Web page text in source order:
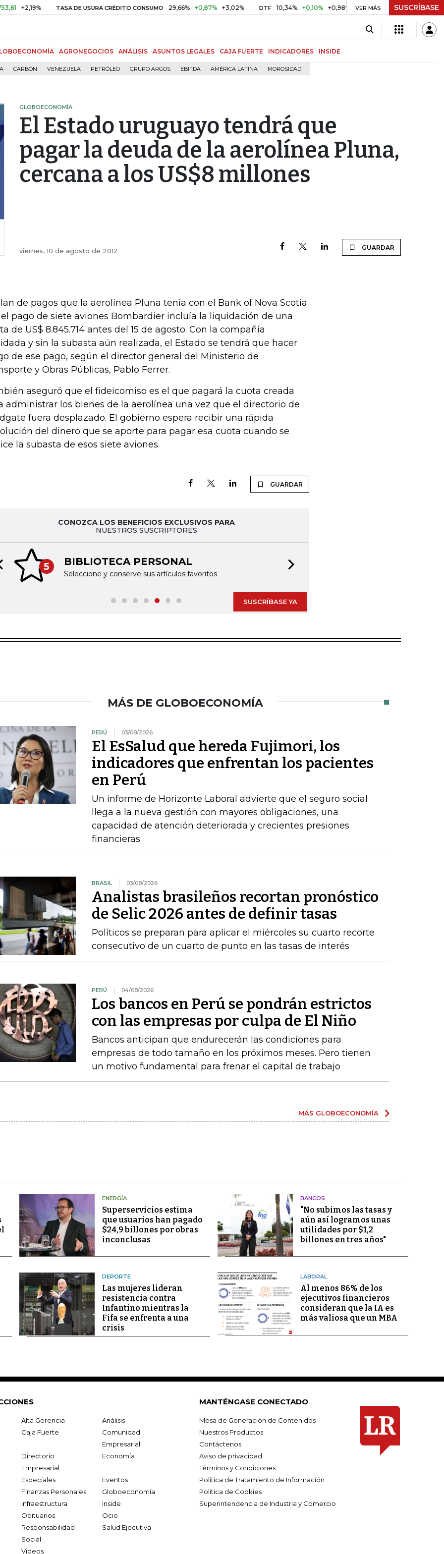
+2,19% TASA DE USURA CRÉDITO CONSUMO 29,66% +0,87% +3,02% DTF 10,34% +0,10% +0,98% UVR $ 416,86 +$ 0,05 +0,01%
VER MÁS SUSCRÍBASE
AGRONEGOCIOS ANÁLISIS ASUNTOS LEGALES CAJA FUERTE INDICADORES INSIDE
CARBÓN VENEZUELA PETRÓLEO GRUPO ARGOS EBITDA AMÉRICA LATINA MOROSIDAD
GLOBOECONOMÍA
El Estado uruguayo tendrá que
pagar la deuda de la aerolínea Pluna,
cercana a los US$8 millones
viernes, 10 de agosto de 2012 GUARDAR
de pagos que la aerolínea Pluna tenía con el Bank of Nova Scotia
pago de siete aviones Bombardier incluía la liquidación de una
de US$ 8.845.714 antes del 15 de agosto. Con la compañía
y sin la subasta aún realizada, el Estado se tendrá que hacer
de ese pago, según el director general del Ministerio de
y Obras Públicas, Pablo Ferrer.
aseguró que el fideicomiso es el que pagará la cuota creada
administrar los bienes de la aerolínea una vez que el directorio de
fuera desplazado. El gobierno espera recibir una rápida
del dinero que se aporte para pagar esa cuota cuando se
la subasta de esos siete aviones.
GUARDAR
CONOZCA LOS BENEFICIOS EXCLUSIVOS PARA
NUESTROS SUSCRIPTORES
5 BIBLIOTECA PERSONAL
Seleccione y conserve sus artículos favoritos
slide
SUSCRÍBASE YA
MÁS DE GLOBOECONOMÍA
PERÚ 03/08/2026
El EsSalud que hereda Fujimori, los
indicadores que enfrentan los pacientes
en Perú
Un informe de Horizonte Laboral advierte que el seguro social
llega a la nueva gestión con mayores obligaciones, una
capacidad de atención deteriorada y crecientes presiones
financieras
BRASIL 03/08/2026
Analistas brasileños recortan pronóstico
de Selic 2026 antes de definir tasas
Políticos se preparan para aplicar el miércoles su cuarto recorte
consecutivo de un cuarto de punto en las tasas de interés
PERÚ 04/08/2026
Los bancos en Perú se pondrán estrictos
con las empresas por culpa de El Niño
Bancos anticipan que endurecerán las condiciones para
empresas de todo tamaño en los próximos meses. Pero tienen
un motivo fundamental para frenar el capital de trabajo
MÁS GLOBOECONOMÍA
ENERGÍA
Superservicios estima
que usuarios han pagado
$24,9 billones por obras
inconclusas
BANCOS
"No subimos las tasas y
aún así logramos unas
utilidades por $1,2
billones en tres años"
DEPORTE
Las mujeres lideran
resistencia contra
Infantino mientras la
Fifa se enfrenta a una
crisis
LABORAL
Al menos 86% de los
ejecutivos financieros
consideran que la IA es
más valiosa que un MBA
Alta Gerencia
Análisis
Caja Fuerte
Comunidad
Empresarial
Directorio
Empresarial
Economía
Especiales
Eventos
Finanzas Personales
Globoeconomía
Infraestructura
Inside
Obituarios
Ocio
Responsabilidad
Social
Salud Ejecutiva
Videos
MANTÉNGASE CONECTADO
Mesa de Generación de Contenidos
Nuestros Productos
Contáctenos
Aviso de privacidad
Términos y Condiciones
Política de Tratamiento de Información
Política de Cookies
Superintendencia de Industria y Comercio